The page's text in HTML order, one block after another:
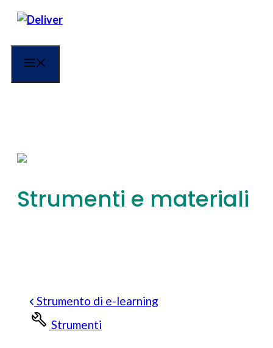
Strumenti e materiali
Strumento di e-learning
Strumenti